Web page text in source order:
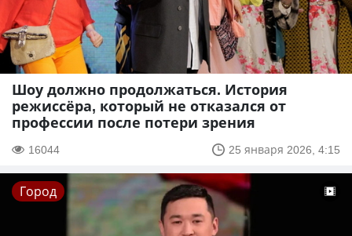
Шоу должно продолжаться. История
режиссёра, который не отказался от
профессии после потери зрения
16044 25 января 2026, 4:15
Город